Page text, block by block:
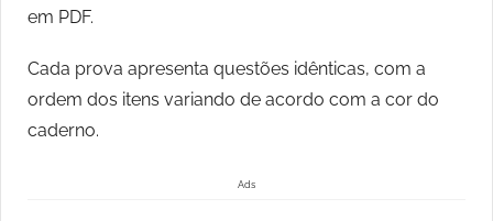
em PDF.
Cada prova apresenta questões idênticas, com a
ordem dos itens variando de acordo com a cor do
caderno.
Ads